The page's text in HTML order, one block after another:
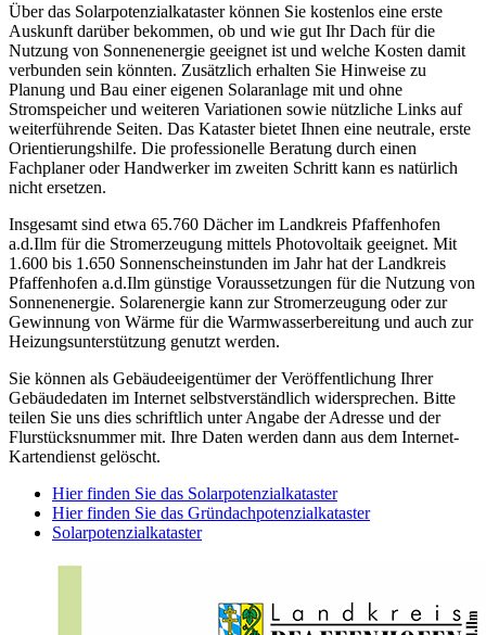
Über das Solarpotenzialkataster können Sie kostenlos eine erste
Auskunft darüber bekommen, ob und wie gut Ihr Dach für die
Nutzung von Sonnenenergie geeignet ist und welche Kosten damit
verbunden sein könnten. Zusätzlich erhalten Sie Hinweise zu
Planung und Bau einer eigenen Solaranlage mit und ohne
Stromspeicher und weiteren Variationen sowie nützliche Links auf
weiterführende Seiten. Das Kataster bietet Ihnen eine neutrale, erste
Orientierungshilfe. Die professionelle Beratung durch einen
Fachplaner oder Handwerker im zweiten Schritt kann es natürlich
nicht ersetzen.
Insgesamt sind etwa 65.760 Dächer im Landkreis Pfaffenhofen
a.d.Ilm für die Stromerzeugung mittels Photovoltaik geeignet. Mit
1.600 bis 1.650 Sonnenscheinstunden im Jahr hat der Landkreis
Pfaffenhofen a.d.Ilm günstige Voraussetzungen für die Nutzung von
Sonnenenergie. Solarenergie kann zur Stromerzeugung oder zur
Gewinnung von Wärme für die Warmwasserbereitung und auch zur
Heizungsunterstützung genutzt werden.
Sie können als Gebäudeeigentümer der Veröffentlichung Ihrer
Gebäudedaten im Internet selbstverständlich widersprechen. Bitte
teilen Sie uns dies schriftlich unter Angabe der Adresse und der
Flurstücksnummer mit. Ihre Daten werden dann aus dem Internet-
Kartendienst gelöscht.
Hier finden Sie das Solarpotenzialkataster
Hier finden Sie das Gründachpotenzialkataster
Solarpotenzialkataster